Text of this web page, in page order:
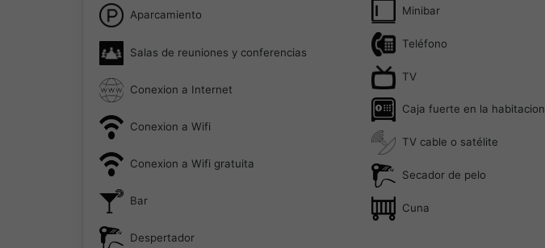
Aparcamiento
Salas de reuniones y conferencias
Conexion a Internet
Conexion a Wifi
Conexion a Wifi gratuita
Bar
Despertador
Minibar
Teléfono
TV
Caja fuerte en la habitacion
TV cable o satélite
Secador de pelo
Cuna